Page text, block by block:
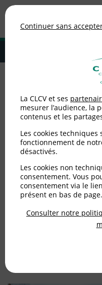
MENU
conventionnels et bio : le lieu
sur le prix
Enquête -
légumes
et bio : le
l’origine
(mis
Continuer sans
La CLCV et ses
mesurer l’audience, la
contenus et les
Les cookies techniques
fonctionnement de
désactivés.
Les cookies non
consentement. Vous
consentement via le
présent en bas de page.
Consulter notre